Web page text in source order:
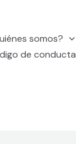
somos?
de conducta